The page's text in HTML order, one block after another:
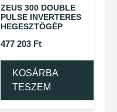
ZEUS 300 DOUBLE
PULSE INVERTERES
HEGESZTŐGÉP
477 203 Ft
KOSÁRBA
TESZEM